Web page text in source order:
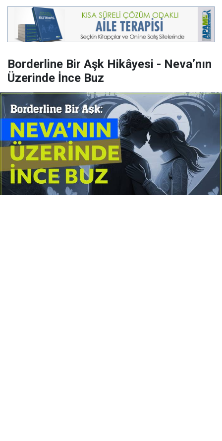
Borderline Bir Aşk Hikâyesi - Neva’nın
Üzerinde İnce Buz